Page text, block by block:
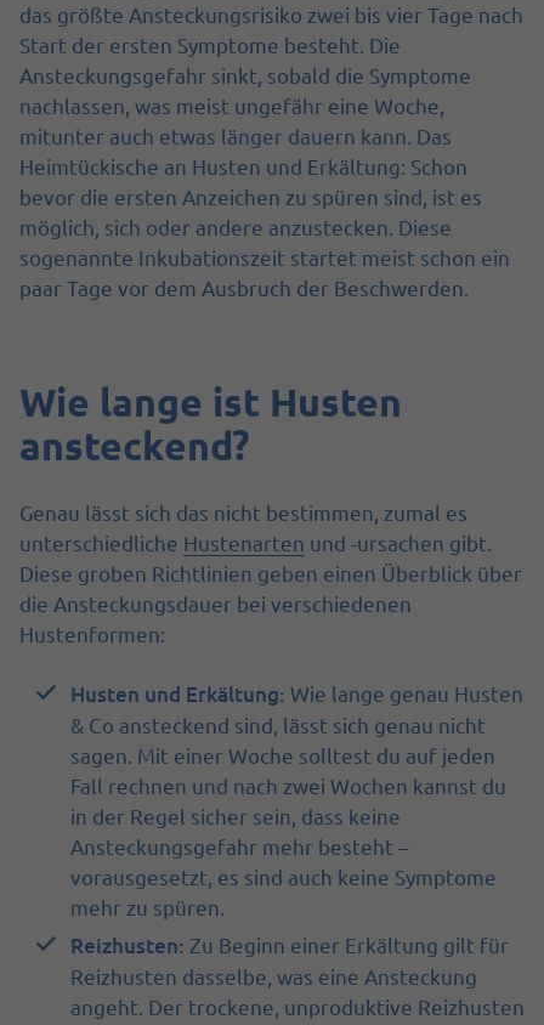
das größte Ansteckungsrisiko zwei bis vier Tage nach
Start der ersten Symptome besteht. Die
Ansteckungsgefahr sinkt, sobald die Symptome
nachlassen, was meist ungefähr eine Woche,
mitunter auch etwas länger dauern kann. Das
Heimtückische an Husten und Erkältung: Schon
bevor die ersten Anzeichen zu spüren sind, ist es
möglich, sich oder andere anzustecken. Diese
sogenannte Inkubationszeit startet meist schon ein
paar Tage vor dem Ausbruch der Beschwerden.
Wie lange ist Husten
ansteckend?
Genau lässt sich das nicht bestimmen, zumal es
unterschiedliche Hustenarten und -ursachen gibt.
Diese groben Richtlinien geben einen Überblick über
die Ansteckungsdauer bei verschiedenen
Hustenformen:
Husten und Erkältung: Wie lange genau Husten
& Co ansteckend sind, lässt sich genau nicht
sagen. Mit einer Woche solltest du auf jeden
Fall rechnen und nach zwei Wochen kannst du
in der Regel sicher sein, dass keine
Ansteckungsgefahr mehr besteht –
vorausgesetzt, es sind auch keine Symptome
mehr zu spüren.
Reizhusten: Zu Beginn einer Erkältung gilt für
Reizhusten dasselbe, was eine Ansteckung
angeht. Der trockene, unproduktive Reizhusten